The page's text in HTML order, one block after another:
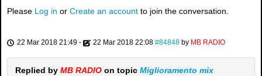
Please Log in or Create an account to join the conversation.
22 Mar 2018 21:49 - 22 Mar 2018 22:08 #84848 by MB RADIO
Replied by MB RADIO on topic Miglioramento mix